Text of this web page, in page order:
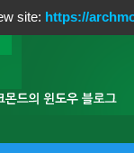
site: https://